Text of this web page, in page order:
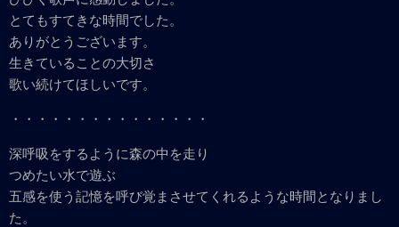
とてもすてきな時間でした。
ありがとうございます。
生きていることの大切さ
歌い続けてほしいです。
・・・・・・・・・・・・・・・
深呼吸をするように森の中を走り
つめたい水で遊ぶ
五感を使う記憶を呼び覚まさせてくれるような時間となりまし
た。